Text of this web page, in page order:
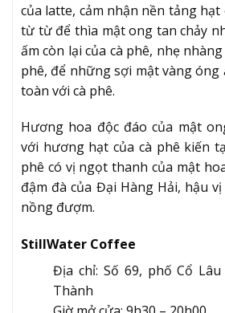
của latte, cảm nhận nền tảng hạt
từ từ để thìa mật ong tan chảy
ấm còn lại của cà phê, nhẹ
phê, để những sợi mật vàng óng
toàn với cà phê.
Hương hoa độc đáo của mật
với hương hạt của cà phê kiến
phê có vị ngọt thanh của mật
đậm đà của Đại Hàng Hải, hậu
nồng đượm.
StillWater Coffee
Địa chỉ: Số 69, phố Cổ
Thành